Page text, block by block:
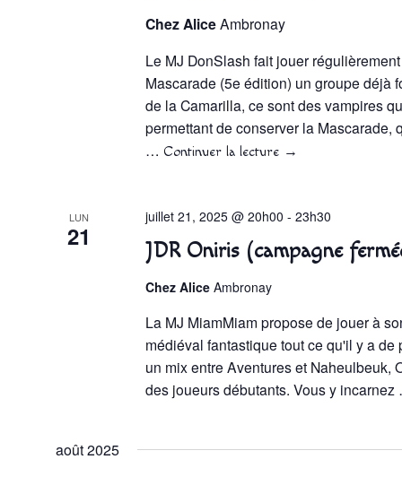
Chez AliceAmbronay
Le MJ DonSlash fait jouer
Mascarade (5e édition) un groupe déjà
de la Camarilla, ce sont des vampires
permettant de conserver la Mascarade,
… Continuer la lecture →
LUN
21 JDR Oniris (campagne
juillet 21, 2025 @ 20h00 -23h30
Chez AliceAmbronay
La MJ MiamMiam propose de jouer à
médiéval fantastique tout ce qu'il y a
un mix entre Aventures et Naheulbeuk,
des joueurs débutants. Vous y
août 2025